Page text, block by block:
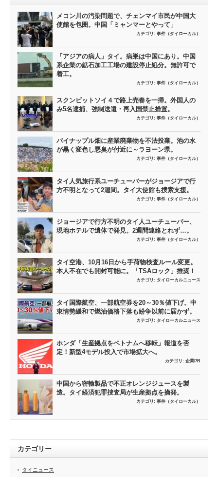
メコン川の汚染問題で、チェンマイ市民が中国大
使館を包囲。中国「ミャンマーとやって」
カテゴリ: 事件（タイローカル）
「アジアの病人」タイ。病巣は中国にあり。中国
系企業の鉱石加工工場の建設停止処分。無許可で
着工。
カテゴリ: 事件（タイローカル）
スクンビットソイ４で路上売春を一掃。外国人の
み5名逮捕、強制送還・再入国禁止措置。
カテゴリ: 事件（タイローカル）
パイナップル畑に産業廃棄物を不法投棄。池の水
が黒く変色し悪臭が付近に～ラヨーン県。
カテゴリ: 事件（タイローカル）
タイ人気旅行系ユーチューバーがジョージアで行
方不明となって2週間。タイ大使館も捜索支援。
カテゴリ: 事件（タイローカル）
ジョージアで行方不明のタイ人ユーチューバー、
現地ホテルで遺体で発見。2週間連絡とれず…。
カテゴリ: 事件（タイローカル）
タイ空港、10月16日から手荷物検査ルール変更。
本人不在でも開封可能に。「TSAロック」推奨！
カテゴリ: タイローカルニュース
タイ国際航空、一部航空券を20～30％値下げ。中
東情勢緩和で燃油価格下落も紛争以前に届かず。
カテゴリ: タイローカルニュース
ホンダ「生産拠点をベトナムへ移転」報道を否
定！新型4モデル投入で市場拡大へ。
カテゴリ: 企業PR
中国から密輸製品で不正オレンジジュースを製
造。タイ経済犯罪捜査局が生産拠点を摘発。
カテゴリ: 事件（タイローカル）
カテゴリー
タイニュース